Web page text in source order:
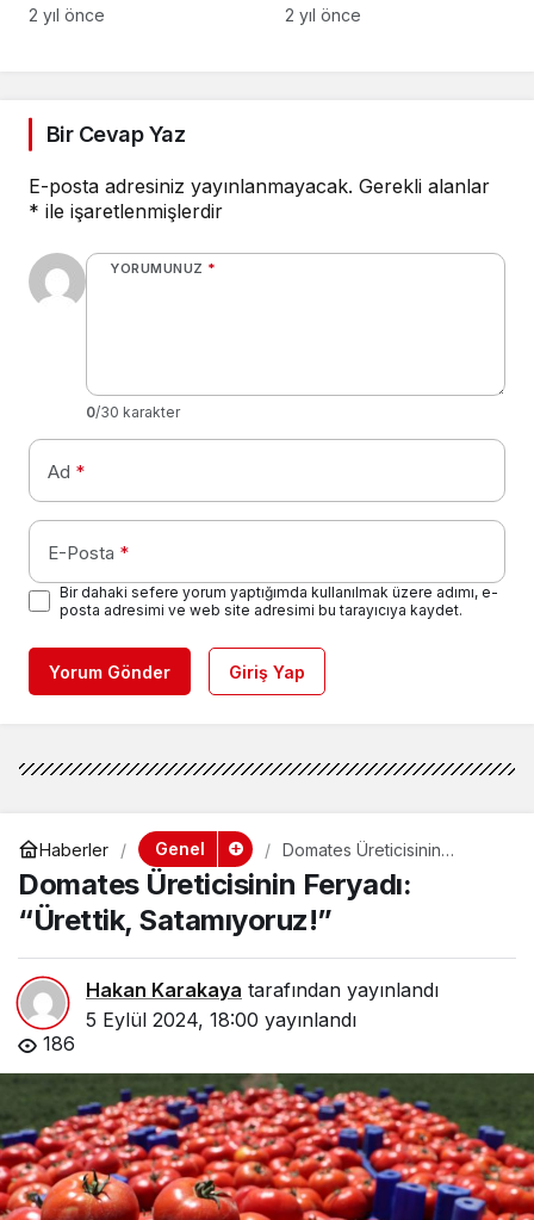
2 yıl önce
Yakalandı
2 yıl önce
Bir Cevap Yaz
E-posta adresiniz yayınlanmayacak. Gerekli alanlar
* ile işaretlenmişlerdir
YORUMUNUZ *
0/30 karakter
Ad *
E-Posta *
Bir dahaki sefere yorum yaptığımda kullanılmak üzere adımı, e-
posta adresimi ve web site adresimi bu tarayıcıya kaydet.
Yorum Gönder Giriş Yap
Haberler Genel
Domates Üreticisinin
Feryadı: “Ürettik,
Satamıyoruz!”
Domates Üreticisinin Feryadı:
“Ürettik, Satamıyoruz!”
Hakan Karakaya tarafından yayınlandı
5 Eylül 2024, 18:00 yayınlandı
186